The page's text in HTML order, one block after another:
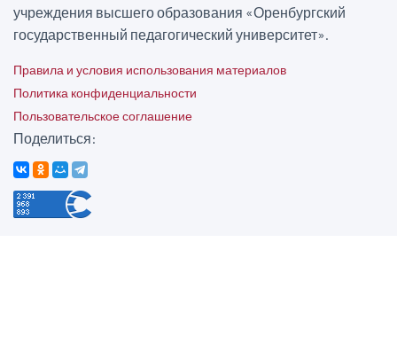
учреждения высшего образования «Оренбургский
государственный педагогический университет».
Правила и условия использования материалов
Политика конфиденциальности
Пользовательское соглашение
Поделиться: